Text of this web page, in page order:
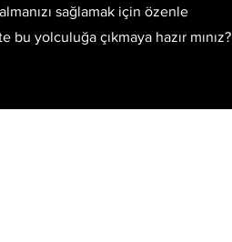
sağlamak için özenle
bu yolculuğa çıkmaya hazır mınız?